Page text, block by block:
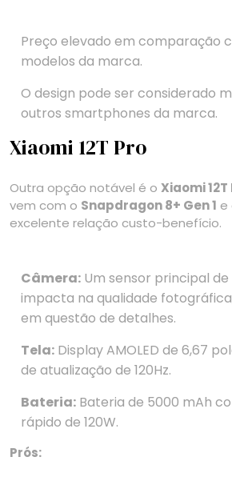
Preço elevado em comparação
modelos da marca.
O design pode ser considerado
outros smartphones da marca.
Xiaomi 12T Pro
Outra opção notável é o Xiaomi 12T
vem com o Snapdragon 8+ Gen 1 e
excelente relação custo-benefício.
Câmera: Um sensor principal de
impacta na qualidade
em questão de detalhes.
Tela: Display AMOLED de 6,67
de atualização de 120Hz.
Bateria: Bateria de 5000 mAh
rápido de 120W.
Prós: